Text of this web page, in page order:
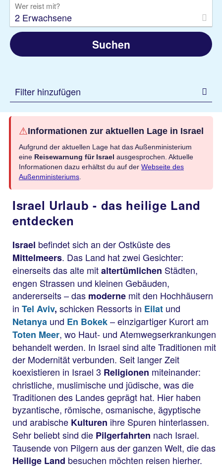
Wer reist mit?
2 Erwachsene
Suchen
Filter hinzufügen
⚠Informationen zur aktuellen Lage in Israel
Aufgrund der aktuellen Lage hat das Außenministerium
eine Reisewarnung für Israel ausgesprochen. Aktuelle
Informationen dazu erhältst du auf der Webseite des
Außenministeriums
Israel Urlaub - das heilige Land
entdecken
Israel befindet sich an der Ostküste des
Mittelmeers. Das Land hat zwei Gesichter:
einerseits das alte mitaltertümlichen Städten,
engen Strassen und kleinen Gebäuden,
andererseits – das moderne mit den Hochhäusern
in Tel Aviv, schicken Ressorts in Eilat und
Netanya und En Bokek– einzigartiger Kurort am
Toten Meer, wo Haut- und Atemwegserkrankungen
behandelt werden. In Israel sind alte Traditionen mit
der Modernität verbunden. Seit langer Zeit
koexistieren in Israel 3 Religionen miteinander:
christliche, muslimische und jüdische, was die
Traditionen des Landes geprägt hat. Hier haben
byzantische, römische, osmanische, ägyptische
und arabische Kulturen ihre Spuren hinterlassen.
Sehr beliebt sind die Pilgerfahrten nach Israel.
Tausende von Pilgern aus der ganzen Welt, die das
Heilige Land besuchen möchten reisen hierher.